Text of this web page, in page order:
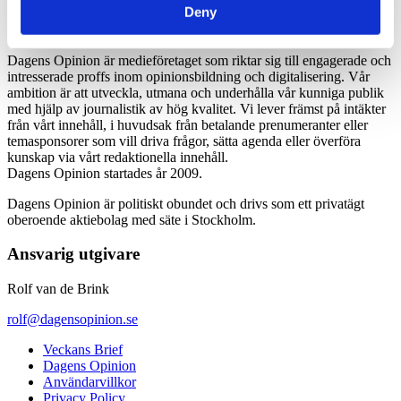
Deny
Dagens Opinion är medieföretaget som riktar sig till engagerade och
intresserade proffs inom opinionsbildning och digitalisering. Vår
ambition är att utveckla, utmana och underhålla vår kunniga publik
med hjälp av journalistik av hög kvalitet. Vi lever främst på intäkter
från vårt innehåll, i huvudsak från betalande prenumeranter eller
temasponsorer som vill driva frågor, sätta agenda eller överföra
kunskap via vårt redaktionella innehåll.
Dagens Opinion startades år 2009.
Dagens Opinion är politiskt obundet och drivs som ett privatägt
oberoende aktiebolag med säte i Stockholm.
Ansvarig utgivare
Rolf van de Brink
rolf@dagensopinion.se
Veckans Brief
Dagens Opinion
Användarvillkor
Privacy Policy